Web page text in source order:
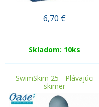
6,70 €
Skladom: 10ks
SwimSkim 25 - Plávajúci
skimer